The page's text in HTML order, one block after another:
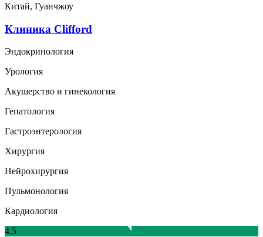
Китай, Гуанчжоу
Клиника Clifford
Эндокринология
Урология
Акушерство и гинекология
Гепатология
Гастроэнтерология
Хирургия
Нейрохирургия
Пульмонология
Кардиология
4.5